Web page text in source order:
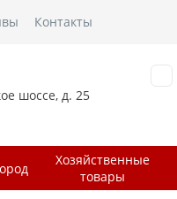
Контакты
шоссе, д. 25
Хозяйственные
товары